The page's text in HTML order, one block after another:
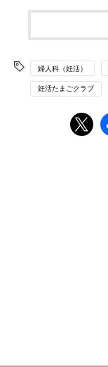
婦人科（妊活）
妊活たまごクラブ